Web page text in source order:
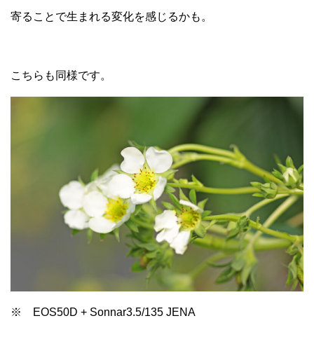
寄ることで生まれる変化を感じるかも。
こちらも同様です。
※ EOS50D + Sonnar3.5/135 JENA